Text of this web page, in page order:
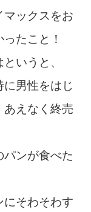
ックスをお
たこと！
いうと、
に男性をはじ
えなく終売
ンが食べた
そわそわす